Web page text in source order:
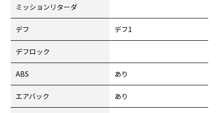
ミッションリターダ
デフ デフ1
デフロック
ABS あり
エアバック あり